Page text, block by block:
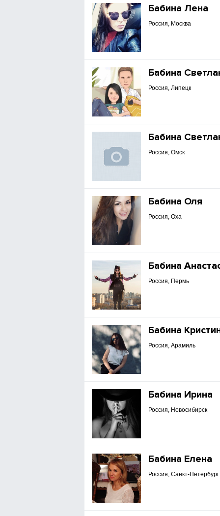
Бабина Лена
Россия, Москва
Бабина
Россия, Липецк
Бабина
Россия, Омск
Бабина Оля
Россия, Оха
Бабина
Россия, Пермь
Бабина
Россия, Арамиль
Бабина Ирина
Россия, Новосибирск
Бабина Елена
Россия, Санкт-Петербург